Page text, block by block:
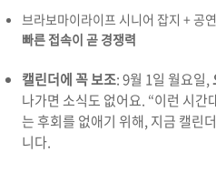
브라보마이라이프 시니어 잡지 + 공
빠른 접속이 곧 경쟁력
캘린더에 꼭 보조: 9월 1일 월요일,
나가면 소식도 없어요. “이런 시
는 후회를 없애기 위해, 지금 캘린
니다.